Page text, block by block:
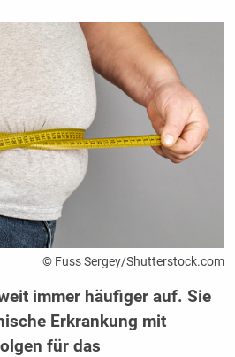
© Fuss Sergey/Shutterstock.com
immer häufiger auf. Sie
Erkrankung mit
für das